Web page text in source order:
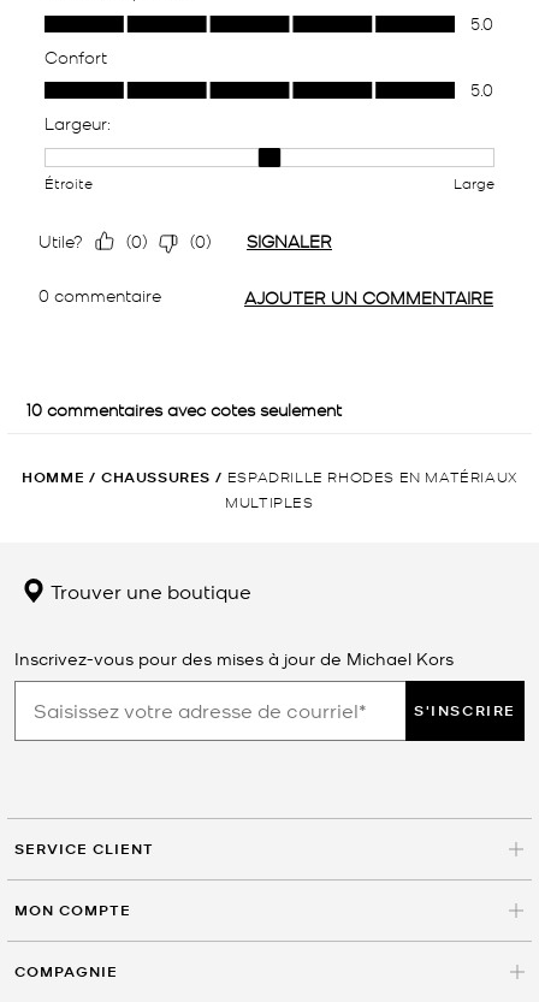
HOMME / CHAUSSURES / ESPADRILLE RHODES EN MATÉRIAUX
MULTIPLES
Trouver une boutique
Inscrivez-vous pour des mises à jour de Michael Kors
S'INSCRIRE
SERVICE CLIENT
MON COMPTE
COMPAGNIE